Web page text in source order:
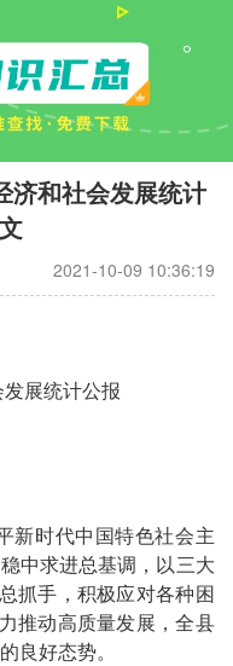
济和社会发展统计
2021-10-09 10:36:19
展统计公报
时代中国特色社会主
中求进总基调，以三大
抓手，积极应对各种困
推动高质量发展，全县
良好态势。